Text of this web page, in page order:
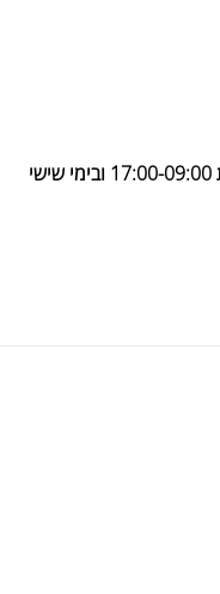
בנושא באתר האונליין ימים א'-ה' בין השעות 17:00-09:00 ובימי שישי